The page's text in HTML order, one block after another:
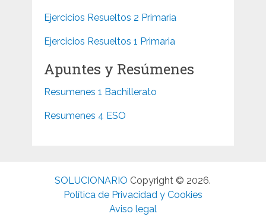
Ejercicios Resueltos 2 Primaria
Ejercicios Resueltos 1 Primaria
Apuntes y Resúmenes
Resumenes 1 Bachillerato
Resumenes 4 ESO
SOLUCIONARIO Copyright © 2026.
Política de Privacidad y Cookies
Aviso legal